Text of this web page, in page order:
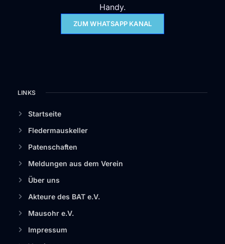
Handy.
ZUM WHATSAPP KANAL
LINKS
Startseite
Fledermauskeller
Patenschaften
Meldungen aus dem Verein
Über uns
Akteure des BAT e.V.
Mausohr e.V.
Impressum